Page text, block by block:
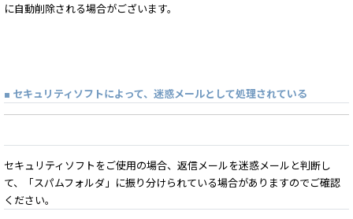
に自動削除される場合がございます。
■ セキュリティソフトによって、迷惑メールとして処理されている
セキュリティソフトをご使用の場合、返信メールを迷惑メールと判断し
て、「スパムフォルダ」に振り分けられている場合がありますのでご確認
ください。